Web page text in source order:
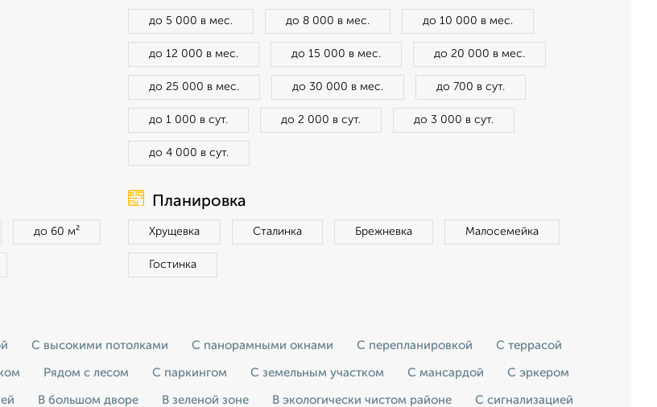
до 5 000 в мес. до 8 000 в мес. до 10 000 в мес.
до 12 000 в мес. до 15 000 в мес. до 20 000 в мес.
до 25 000 в мес. до 30 000 в мес. до 700 в сут.
до 1 000 в сут. до 2 000 в сут. до 3 000 в сут.
до 4 000 в сут.
до 60 м²
Планировка
Хрущевка Сталинка Брежневка Малосемейка
Гостинка
С высокими потолками С панорамными окнами С перепланировкой С террасой
Рядом с лесом С паркингом С земельным участком С мансардой С эркером
В большом дворе В зеленой зоне В экологически чистом районе С сигнализацией